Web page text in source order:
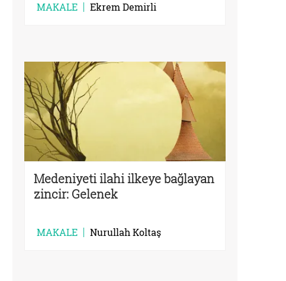
MAKALE Ekrem Demirli
Medeniyeti ilahi ilkeye bağlayan
zincir: Gelenek
MAKALE Nurullah Koltaş